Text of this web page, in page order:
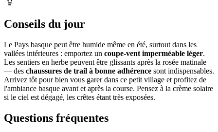
Conseils du jour
Le Pays basque peut être humide même en été, surtout dans les
vallées intérieures : emportez un coupe-vent imperméable léger.
Les sentiers en herbe peuvent être glissants après la rosée matinale
— des chaussures de trail à bonne adhérence sont indispensables.
Arrivez tôt pour bien vous garer dans ce petit village et profitez de
l'ambiance basque avant et après la course. Pensez à la crème solaire
si le ciel est dégagé, les crêtes étant très exposées.
Questions fréquentes